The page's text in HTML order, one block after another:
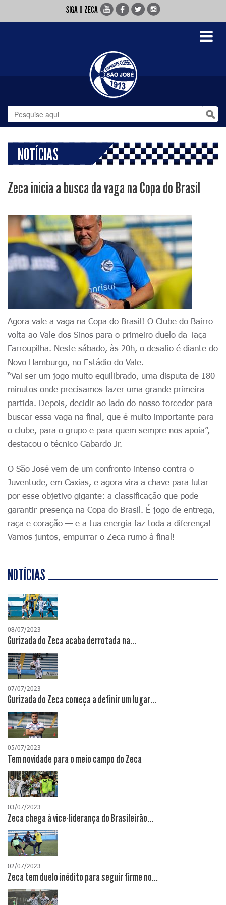
SIGA O ZECA
Toggle
NOTÍCIAS
Zeca inicia a busca da vaga na Copa do Brasil
Agora vale a vaga na Copa do Brasil! O Clube do Bairro
volta ao Vale dos Sinos para o primeiro duelo da Taça
Farroupilha. Neste sábado, às 20h, o desafio é diante do
Novo Hamburgo, no Estádio do Vale.
“Vai ser um jogo muito equilibrado, uma disputa de 180
minutos onde precisamos fazer uma grande primeira
partida. Depois, decidir ao lado do nosso torcedor para
buscar essa vaga na final, que é muito importante para
o clube, para o grupo e para quem sempre nos apoia”,
destacou o técnico Gabardo Jr.
O São José vem de um confronto intenso contra o
Juventude, em Caxias, e agora vira a chave para lutar
por esse objetivo gigante: a classificação que pode
garantir presença na Copa do Brasil. É jogo de entrega,
raça e coração — e a tua energia faz toda a diferença!
Vamos juntos, empurrar o Zeca rumo à final!
NOTÍCIAS
08/07/2023
Gurizada do Zeca acaba derrotada na...
07/07/2023
Gurizada do Zeca começa a definir um lugar...
05/07/2023
Tem novidade para o meio campo do Zeca
03/07/2023
Zeca chega à vice-liderança do Brasileirão...
02/07/2023
Zeca tem duelo inédito para seguir firme no...